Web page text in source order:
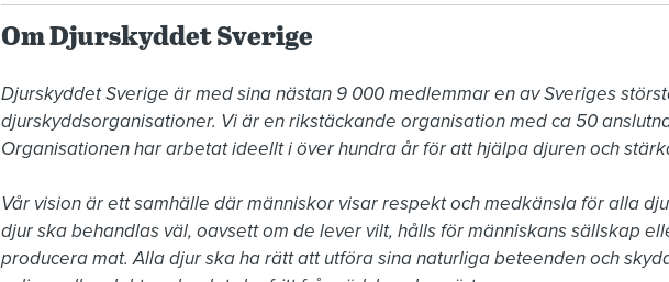
Om Djurskyddet Sverige
Djurskyddet Sverige är med sina nästan 9 000 medlemmar en av Sveriges
djurskyddsorganisationer. Vi är en rikstäckande organisation med ca 50
Organisationen har arbetat ideellt i över hundra år för att hjälpa djuren och
Vår vision är ett samhälle där människor visar respekt och medkänsla för alla
djur ska behandlas väl, oavsett om de lever vilt, hålls för människans sällskap
producera mat. Alla djur ska ha rätt att utföra sina naturliga beteenden och